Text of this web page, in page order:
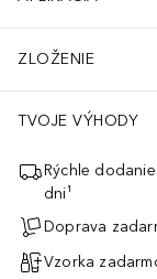
ZLOŽENIE
TVOJE VÝHODY
Rýchle
dni¹
Doprava
Vzorka